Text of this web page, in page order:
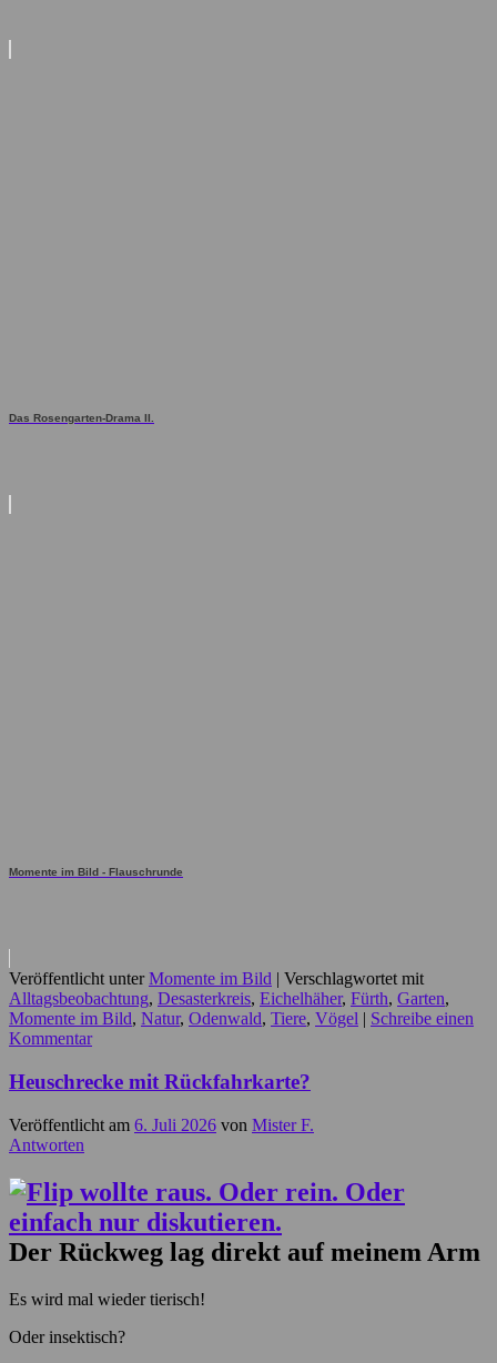
Das Rosengarten-Drama II.
Momente im Bild - Flauschrunde
Veröffentlicht unter Momente im Bild | Verschlagwortet mit
Alltagsbeobachtung, Desasterkreis, Eichelhäher, Fürth, Garten,
Momente im Bild, Natur, Odenwald, Tiere, Vögel | Schreibe einen
Kommentar
Heuschrecke mit Rückfahrkarte?
Veröffentlicht am 6. Juli 2026 von Mister F.
Antworten
Der Rückweg lag direkt auf meinem Arm
Es wird mal wieder tierisch!
Oder insektisch?